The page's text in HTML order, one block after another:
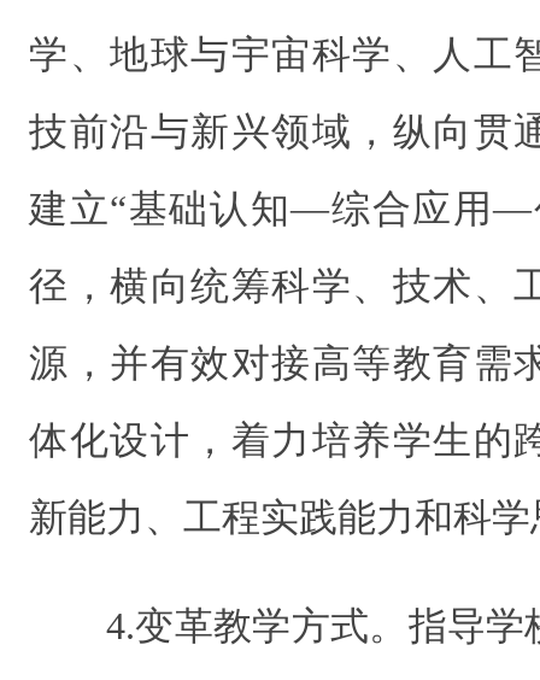
学、地球与宇宙科学、人工
技前沿与新兴领域，纵向贯
建立“基础认知—综合应用—
径，横向统筹科学、技术、
源，并有效对接高等教育需
体化设计，着力培养学生的
新能力、工程实践能力和科
4.变革教学方式。指导